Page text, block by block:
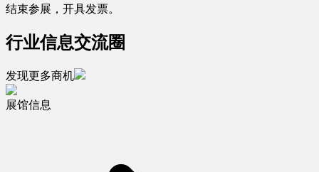
结束参展，开具发票。
行业信息交流圈
发现更多商机
展馆信息